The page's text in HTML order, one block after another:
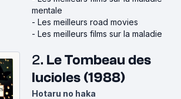
mentale
- Les meilleurs road movies
- Les meilleurs films sur la maladie
2. Le Tombeau des
lucioles (1988)
Hotaru no haka